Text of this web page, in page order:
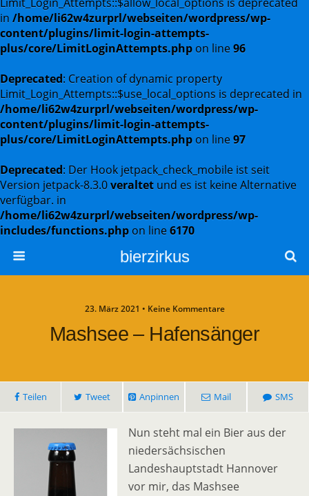
in /home/li62w4zurprl/webseiten/wordpress/wp-
content/plugins/limit-login-attempts-
plus/core/LimitLoginAttempts.php on line96
Deprecated: Creation of dynamic property
Limit_Login_Attempts::$use_local_options is deprecated in
/home/li62w4zurprl/webseiten/wordpress/wp-
content/plugins/limit-login-attempts-
plus/core/LimitLoginAttempts.php on line97
Deprecated: Der Hook jetpack_check_mobile ist seit
Version jetpack-8.3.0veraltet und es ist keine Alternative
verfügbar. in
/home/li62w4zurprl/webseiten/wordpress/wp-
includes/functions.php on line6170
bierzirkus
23. März 2021 • Keine Kommentare
Mashsee – Hafensänger
Teilen Tweet Anpinnen Mail SMS
Nun steht mal ein Bier aus der
niedersächsischen
Landeshauptstadt Hannover
vor mir, das Mashsee